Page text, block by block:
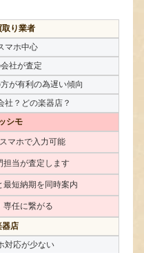
取り業者
マホ中心
社が査定
が有利の為遅い傾向
社？どの楽器店？
シモ
マホで入力可能
担当が査定します
最短納期を同時案内
専任に繋がる
器店
対応が少ない